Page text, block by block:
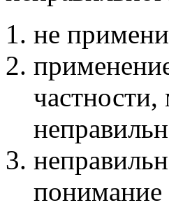
не
понимание